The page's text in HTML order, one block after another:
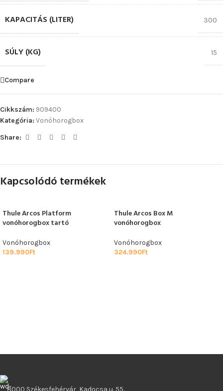
KAPACITÁS (LITER) 300
SÚLY (KG) 15
Compare
Cikkszám: 909400
Kategória: Vonóhorogbox
Share:
Kapcsolódó termékek
Thule Arcos Platform
vonóhorogbox tartó
Vonóhorogbox
139.990Ft
Thule Arcos Box M
vonóhorogbox
Vonóhorogbox
324.990Ft
8000 Székesfehérvár, Kadocsa u. 55.